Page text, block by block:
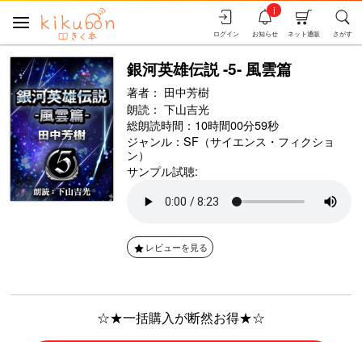
さがす
ネット通販
お知らせ
i
ログイン
銀河英雄伝説 -5- 風雲篇
著者： 田中芳樹
朗読： 下山吉光
総朗読時間：10時間00分59秒
ジャンル： SF（サイエンス・フィクショ
ン）
サンプル試聴:
レビューを見る
☆★一括購入が断然お得★☆